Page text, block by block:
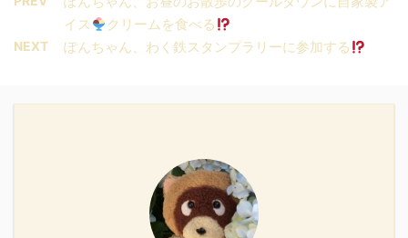
イス
クリームを食べる
NEXT ぽんちゃん、わく鉄スタンプラリーに参加する